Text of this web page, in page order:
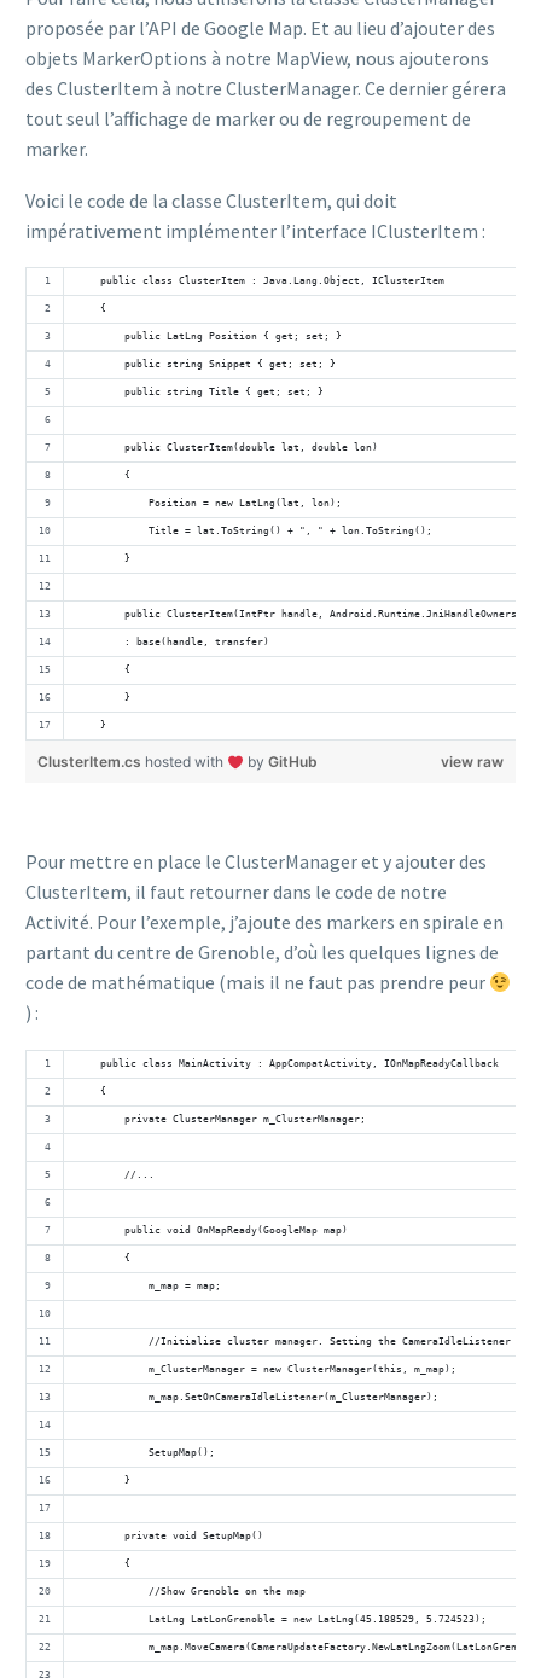
proposée par l’API de Google Map. Et au lieu d’ajouter des
objets MarkerOptions à notre MapView, nous ajouterons
des ClusterItem à notre ClusterManager. Ce dernier gérera
tout seul l’affichage de marker ou de regroupement de
marker.
Voici le code de la classe ClusterItem, qui doit
impérativement implémenter l’interface IClusterItem :
    public class ClusterItem : Java.Lang.Object, IClusterItem
    {
        public LatLng Position { get; set; }
        public string Snippet { get; set; }
        public string Title { get; set; }
        public ClusterItem(double lat, double lon)
        {
            Position = new LatLng(lat, lon);
            Title = lat.ToString() + ", " + lon.ToString();
        }
public ClusterItem(IntPtr handle, Android.Runtime.JniHandleOwnership
        : base(handle, transfer)
        {
        }
    }
view raw
ClusterItem.cs hosted with by GitHub
Pour mettre en place le ClusterManager et y ajouter des
ClusterItem, il faut retourner dans le code de notre
Activité. Pour l’exemple, j’ajoute des markers en spirale en
partant du centre de Grenoble, d’où les quelques lignes de
code de mathématique (mais il ne faut pas prendre peur
) :
    public class MainActivity : AppCompatActivity, IOnMapReadyCallback
    {
        private ClusterManager m_ClusterManager;
        //...
        public void OnMapReady(GoogleMap map)
        {
            m_map = map;
//Initialise cluster manager. Setting the CameraIdleListener is
            m_ClusterManager = new ClusterManager(this, m_map);
            m_map.SetOnCameraIdleListener(m_ClusterManager);
            SetupMap();
        }
        private void SetupMap()
        {
            //Show Grenoble on the map
            LatLng LatLonGrenoble = new LatLng(45.188529, 5.724523);